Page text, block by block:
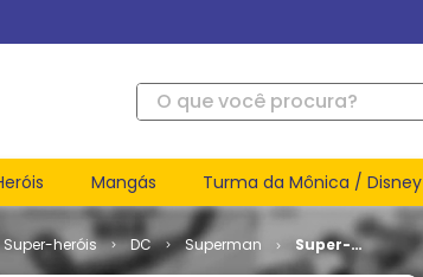
O que você procura?
Mangás Turma da Mônica / Disney
Super-heróis DC Superman
Super-
Homem -